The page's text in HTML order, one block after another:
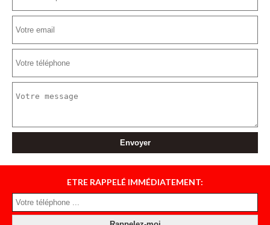
ETRE RAPPELÉ IMMÉDIATEMENT: